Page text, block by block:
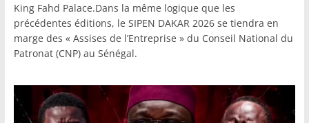
King Fahd Palace.Dans la même logique que les
précédentes éditions, le SIPEN DAKAR 2026 se tiendra en
marge des « Assises de l’Entreprise » du Conseil National du
Patronat (CNP) au Sénégal.